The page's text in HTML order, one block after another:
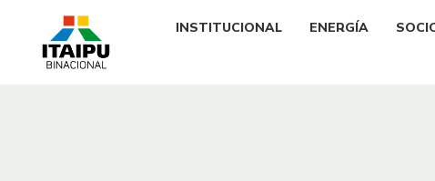
INSTITUCIONAL ENERGÍA